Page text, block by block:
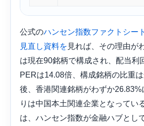
公式のハンセン指数ファクトシート
見直し資料を 見れば、その理由が
は現在90銘柄で構成され、配当利
PERは14.08倍、構成銘柄の比重
後、香港関連銘柄がわずか
りは中国本土関連企業となってい
は、ハンセン指数が金融ハブとし